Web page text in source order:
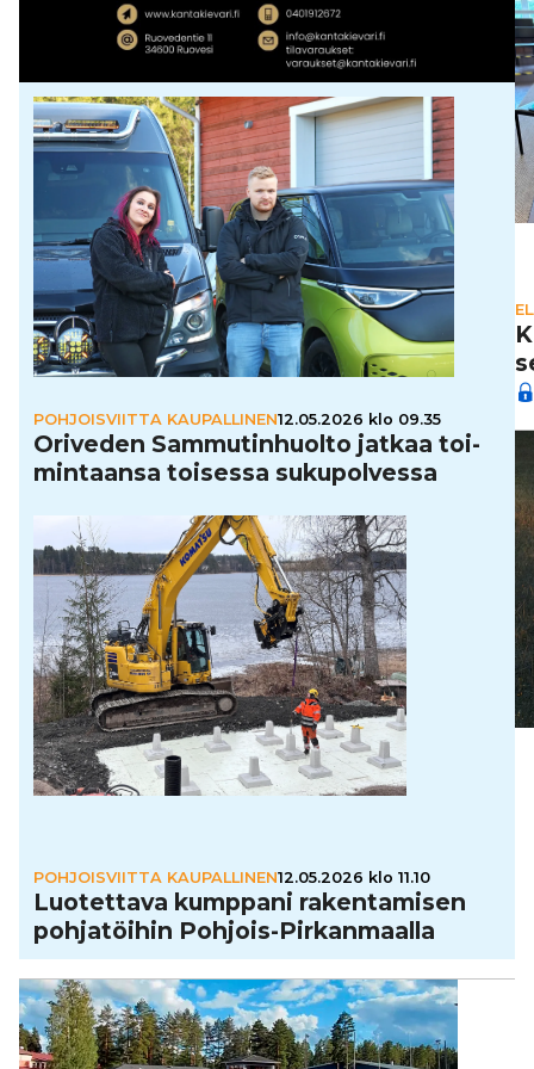
POHJOISVIITTA KAUPALLINEN12.05.2026 klo 09.35
Oriveden Sam­mu­tin­huolto jatkaa toi­
min­taansa toisessa suku­pol­vessa
POHJOISVIITTA KAUPALLINEN12.05.2026 klo 11.10
Luo­tet­tava kumppani raken­ta­mi­sen
poh­ja­töi­hin Pohjois-Pir­kan­maalla